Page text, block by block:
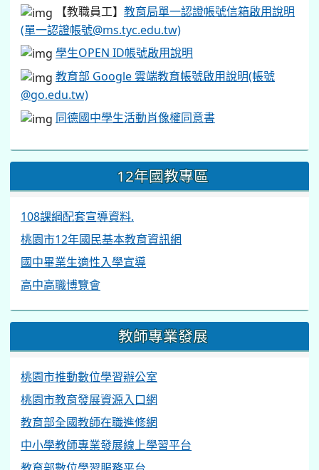
國中畢業生適性入學宣導
高中高職博覽會
教師專業發展
桃園市推動數位學習辦公室
桃園市教育發展資源入口網
教育部全國教師在職進修網
中小學教師專業發展線上學習平台
教育部數位學習服務平台
台灣教育研究資源網
中小學數位素養教育資源網
網路上遇到不當內容該怎麼辦
資訊安全防護簡報
同德新聞